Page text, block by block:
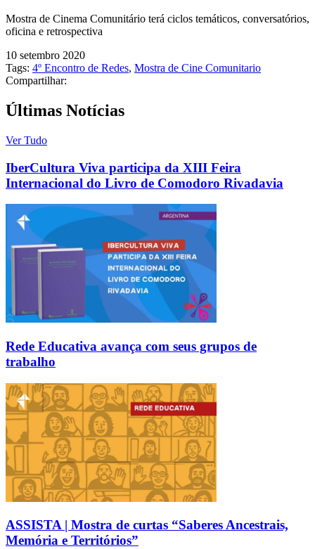
Mostra de Cinema Comunitário terá ciclos temáticos, conversatórios,
oficina e retrospectiva
10 setembro 2020
Tags: 4º Encontro de Redes, Mostra de Cine Comunitario
Compartilhar:
Últimas Notícias
Ver Tudo
IberCultura Viva participa da XIII Feira
Internacional do Livro de Comodoro Rivadavia
Rede Educativa avança com seus grupos de
trabalho
ASSISTA | Mostra de curtas “Saberes Ancestrais,
Memória e Territórios”